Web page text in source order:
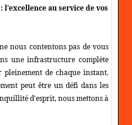
l'excellence au service de vos
nous contentons pas de vous
une infrastructure complète
de chaque instant.
peut être un défi dans les
d'esprit, nous mettons à